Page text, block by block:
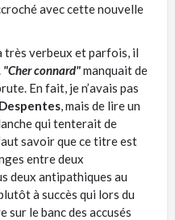
avec cette nouvelle
très verbeux et parfois, il
"Cher connard"manquait de
En fait, je n’avais pas
, mais de lire un
qui tenterait de
faut savoir que ce titre est
entre deux
deux antipathiques au
à succès qui lors du
sur le banc des accusés